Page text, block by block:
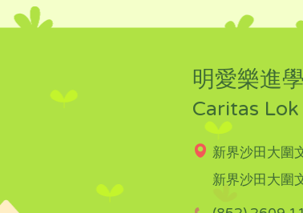
明愛樂進
Caritas
新界沙田大圍
新界沙田大圍